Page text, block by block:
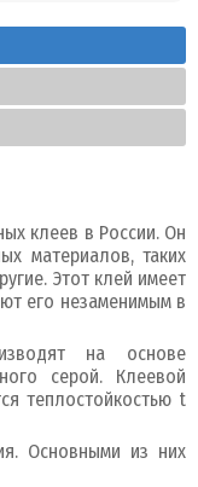
клеев в России. Он
материалов, таких
Этот клей имеет
его незаменимым в
на основе
серой. Клеевой
теплостойкостью t
Основными из них